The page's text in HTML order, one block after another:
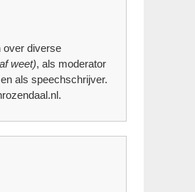
over diverse
weet), als moderator
als speechschrijver.